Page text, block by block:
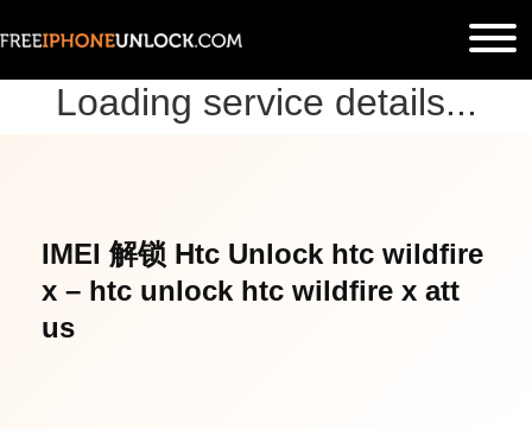
Loading service details...
IMEI 解锁 Htc Unlock htc wildfire
x – htc unlock htc wildfire x att
us